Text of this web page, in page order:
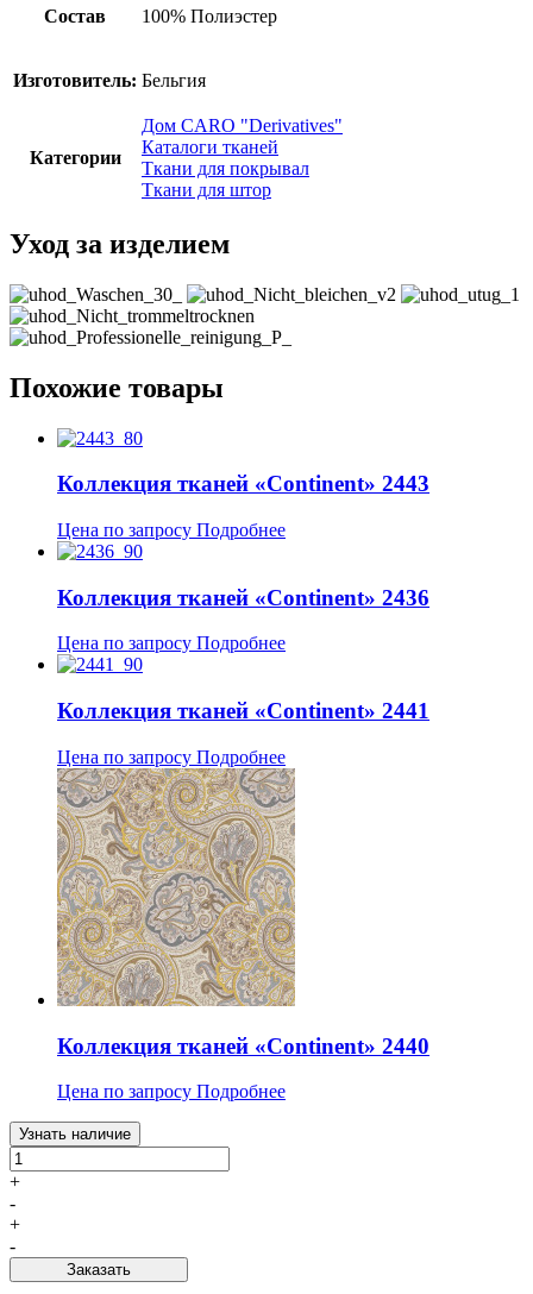
Состав 100% Полиэстер
Изготовитель: Бельгия
Категории
Дом CARO "Derivatives"
Каталоги тканей
Ткани для покрывал
Ткани для штор
Уход за изделием
Похожие товары
Коллекция тканей «Continent» 2443
Цена по запросу Подробнее
Коллекция тканей «Continent» 2436
Цена по запросу Подробнее
Коллекция тканей «Continent» 2441
Цена по запросу Подробнее
Коллекция тканей «Continent» 2440
Цена по запросу Подробнее
Узнать наличие
+
-
+
-
Заказать